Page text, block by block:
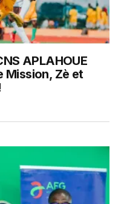
APLAHOUE
Mission, Zè et